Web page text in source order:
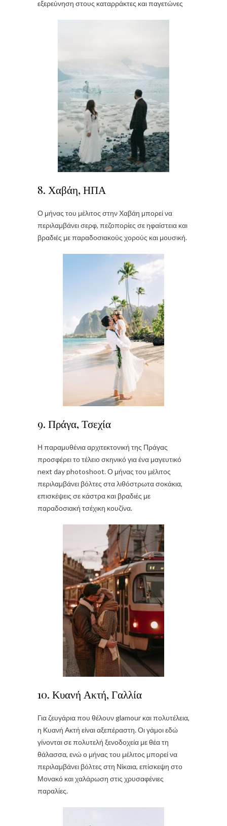
εξερεύνηση στους καταρράκτες και παγετώνες
8. Χαβάη, ΗΠΑ
Ο μήνας του μέλιτος στην Χαβάη μπορεί να
περιλαμβάνει σερφ, πεζοπορίες σε ηφαίστεια και
βραδιές με παραδοσιακούς χορούς και μουσική.
9. Πράγα, Τσεχία
Η παραμυθένια αρχιτεκτονική της Πράγας
προσφέρει το τέλειο σκηνικό για ένα μαγευτικό
next day photoshoot. Ο μήνας του μέλιτος
περιλαμβάνει βόλτες στα λιθόστρωτα σοκάκια,
επισκέψεις σε κάστρα και βραδιές με
παραδοσιακή τσέχικη κουζίνα.
10. Κυανή Ακτή, Γαλλία
Για ζευγάρια που θέλουν glamour και πολυτέλεια,
η Κυανή Ακτή είναι αξεπέραστη. Οι γάμοι εδώ
γίνονται σε πολυτελή ξενοδοχεία με θέα τη
θάλασσα, ενώ ο μήνας του μέλιτος μπορεί να
περιλαμβάνει βόλτες στη Νίκαια, επίσκεψη στο
Μονακό και χαλάρωση στις χρυσαφένιες
παραλίες.